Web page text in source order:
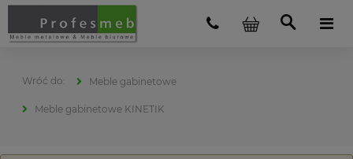
Meble gabinetowe
Meble gabinetowe KINETIK